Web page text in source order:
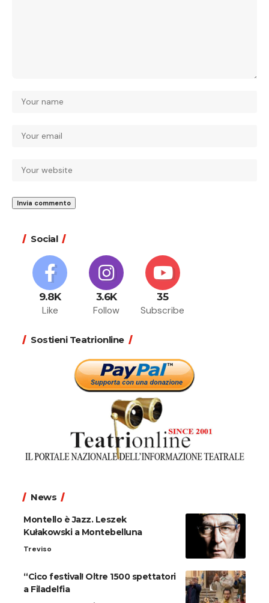
Social
9.8K
Like
3.6K
Follow
35
Subscribe
Sostieni Teatrionline
News
Montello è Jazz. Leszek
Kułakowski a Montebelluna
Treviso
“Cico festival! Oltre 1500 spettatori
a Filadelfia